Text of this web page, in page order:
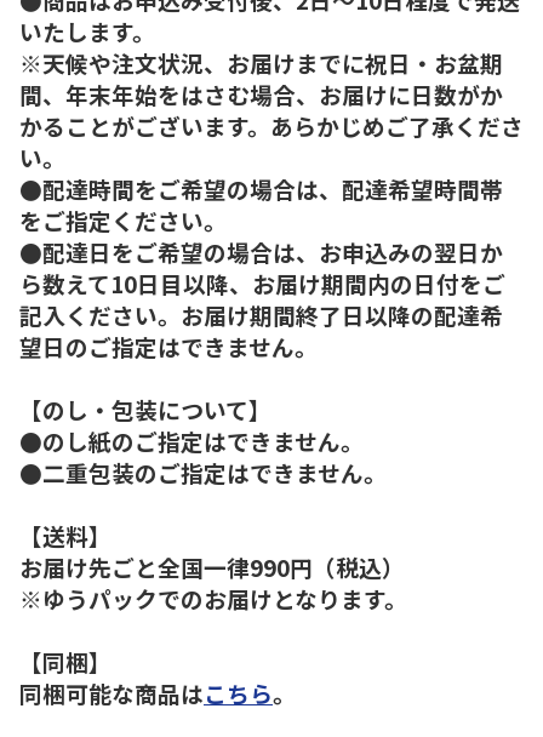
いたします。
※天候や注文状況、お届けまでに祝日・お盆期
間、年末年始をはさむ場合、お届けに日数がか
かることがございます。あらかじめご了承くださ
い。
●配達時間をご希望の場合は、配達希望時間帯
をご指定ください。
●配達日をご希望の場合は、お申込みの翌日か
ら数えて10日目以降、お届け期間内の日付をご
記入ください。お届け期間終了日以降の配達希
望日のご指定はできません。
【のし・包装について】
●のし紙のご指定はできません。
●二重包装のご指定はできません。
【送料】
お届け先ごと全国一律990円（税込）
※ゆうパックでのお届けとなります。
【同梱】
同梱可能な商品はこちら。